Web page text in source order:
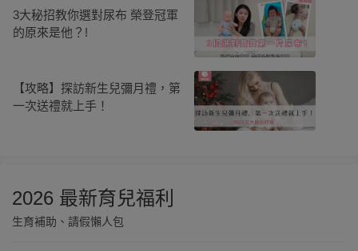
3大秘招教你選對尿布 榮登冠軍
的原來是他？!
【攻略】探訪新生兒彌月禮，第
一次送禮就上手！
2026 最新育兒福利
生育補助、請假懶人包